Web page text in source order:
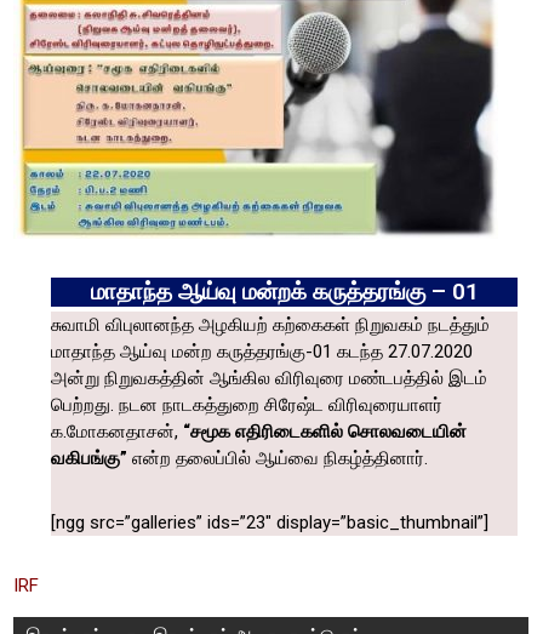
மாதாந்த ஆய்வு மன்றக் கருத்தரங்கு – 01
சுவாமி விபுலானந்த அழகியற் கற்கைகள் நிறுவகம் நடத்தும்
மாதாந்த ஆய்வு மன்ற கருத்தரங்கு-01 கடந்த 27.07.2020
அன்று நிறுவகத்தின் ஆங்கில விரிவுரை மண்டபத்தில் இடம்
பெற்றது. நடன நாடகத்துறை சிரேஷ்ட விரிவுரையாளர்
க.மோகனதாசன், “சமூக எதிரிடைகளில் சொலவடையின்
வகிபங்கு” என்ற தலைப்பில் ஆய்வை நிகழ்த்தினார்.
[ngg src=”galleries” ids=”23″ display=”basic_thumbnail”]
IRF